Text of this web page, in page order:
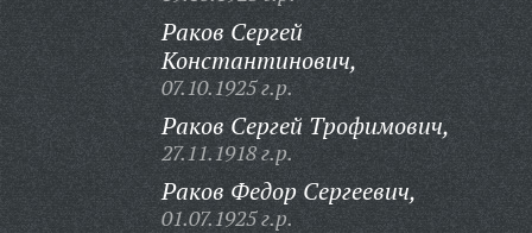
Раков Сергей
Константинович,
07.10.1925 г.р.
Раков Сергей Трофимович,
27.11.1918 г.р.
Раков Федор Сергеевич,
01.07.1925 г.р.